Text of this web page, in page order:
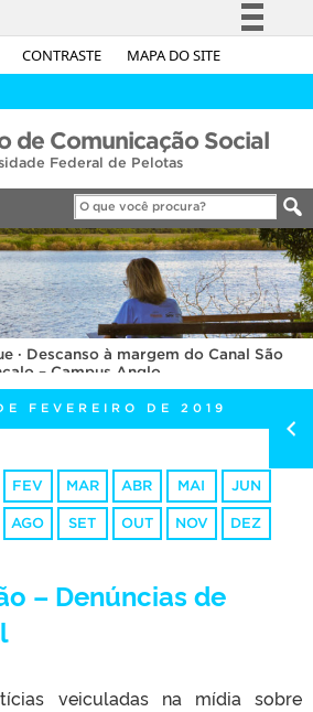
CONTRASTE MAPA DO SITE
Simplifique!
Acesso à informação
Legislação
Canais
de Comunicação Social
Federal de Pelotas
· Descanso à margem do Canal São
– Campus Anglo
FEVEREIRO DE 2019
FEV MAR ABR MAI JUN
AGO SET OUT NOV DEZ
– Denúncias de
veiculadas na mídia sobre